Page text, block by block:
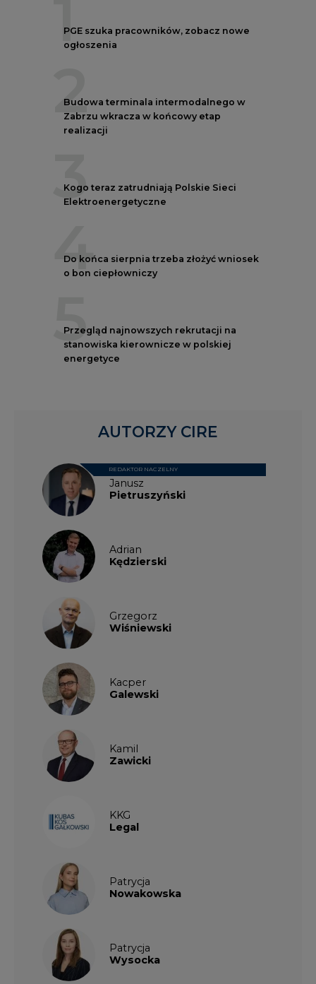
1
PGE szuka pracowników, zobacz nowe
ogłoszenia
2
Budowa terminala intermodalnego w
Zabrzu wkracza w końcowy etap
realizacji
3
Kogo teraz zatrudniają Polskie Sieci
Elektroenergetyczne
4
Do końca sierpnia trzeba złożyć wniosek
o bon ciepłowniczy
5
Przegląd najnowszych rekrutacji na
stanowiska kierownicze w polskiej
energetyce
Janusz
Pietruszyński
REDAKTOR NACZELNY
Adrian
Kędzierski
Grzegorz
Wiśniewski
Kacper
Galewski
Kamil
Zawicki
KKG
Legal
Patrycja
Nowakowska
Patrycja
Wysocka
AUTORZY CIRE